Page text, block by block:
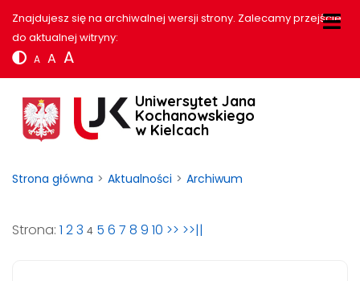
Znajdujesz się na archiwalnej wersji strony. Zalecamy przejście
do aktualnej witryny:
A A A
Uniwersytet Jana
Kochanowskiego
w Kielcach
Strona główna Aktualności Archiwum
Strona: 1 23 4 5 6 7 8 9 10 >> >>||